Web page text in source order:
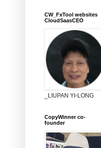
CW_FxTool websites
CloudSaasCEO
_LIUPAN YI-LONG
CopyWinner co-
founder